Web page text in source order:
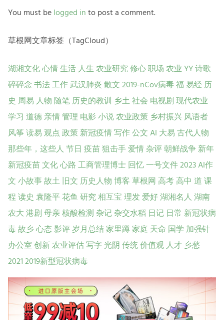
You must belogged into post a comment.
草根网文章标签（TagCloud）
湖湘文化心情生活人生农业研究修心职场农业YY诗歌
碎碎念书法工作武汉肺炎散文2019-nCov病毒福易经历
史 周易人物随笔历史的教训 乡土社会 电视剧现代农业
学习 道德亲情管理电影小说农业政策乡村振兴风语者
风筝读易观点政策新冠疫情写作公文AI 大易古代人物
那些年，这些人节日 疫苗狙击手爱情杂评朝鲜战争新年
新冠疫苗文化心路工商管理博士回忆一号文件2023AI作
文小故事故土旧文 历史人物博客草根网高考高中 道课
程读史袁隆平花鱼研究相互宝理发爱好湖湘名人湖南
农大港剧母亲核酸检测杂记杂交水稻 日记 日常 新冠状病
毒故乡心态影评岁月总结家里蹲家庭 天命 国学 加强针
办公室创新农业评估写字光阴传统价值观人才乡愁
20212019新型冠状病毒